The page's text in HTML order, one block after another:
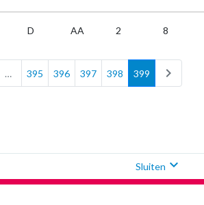
D AA 2 8
… 395 396 397 398 399 chevron_right
Sluiten expand_more